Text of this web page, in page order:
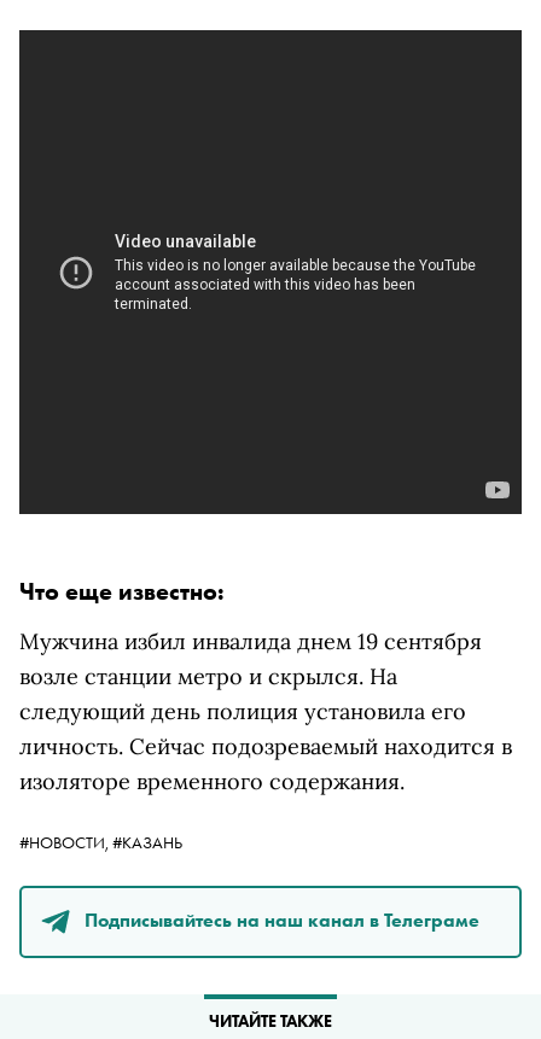
Что еще известно:
Мужчина избил инвалида днем 19 сентября
возле станции метро и скрылся. На
следующий день полиция установила его
личность. Сейчас подозреваемый находится в
изоляторе временного содержания.
#НОВОСТИ, #КАЗАНЬ
Подписывайтесь на наш канал в Телеграме
ЧИТАЙТЕ ТАКЖЕ